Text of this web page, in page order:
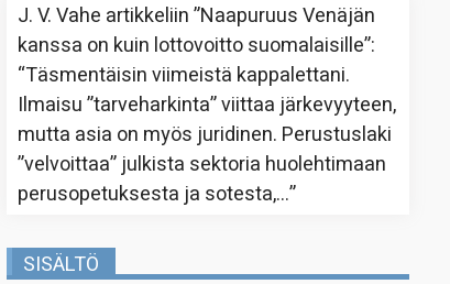
J. V. Vahe artikkeliin”Naapuruus Venäjän
kanssa on kuin lottovoitto suomalaisille”:
“Täsmentäisin viimeistä kappalettani.
Ilmaisu ”tarveharkinta” viittaa järkevyyteen,
mutta asia on myös juridinen. Perustuslaki
”velvoittaa” julkista sektoria huolehtimaan
perusopetuksesta ja sotesta,…”
SISÄLTÖ